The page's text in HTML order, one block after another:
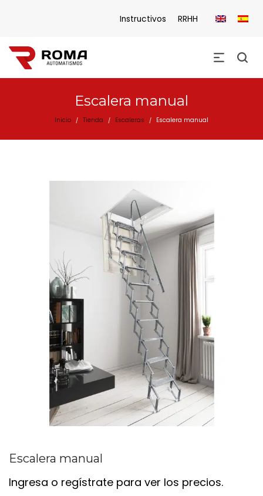
Instructivos RRHH
Escalera manual
Inicio / Tienda / Escaleras / Escalera manual
Escalera manual
Ingresa o regístrate para ver los precios.